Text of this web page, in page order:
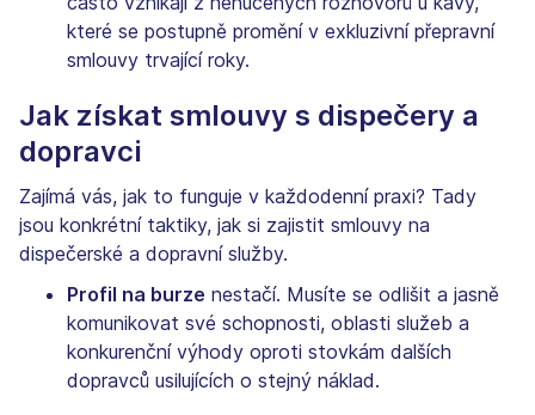
které se postupně promění v exkluzivní přepravní
smlouvy trvající roky.
Jak získat smlouvy s dispečery a
dopravci
Zajímá vás, jak to funguje v každodenní praxi? Tady
jsou konkrétní taktiky, jak si zajistit smlouvy na
dispečerské a dopravní služby.
Profil na burze nestačí. Musíte se odlišit a jasně
komunikovat své schopnosti, oblasti služeb a
konkurenční výhody oproti stovkám dalších
dopravců usilujících o stejný náklad.